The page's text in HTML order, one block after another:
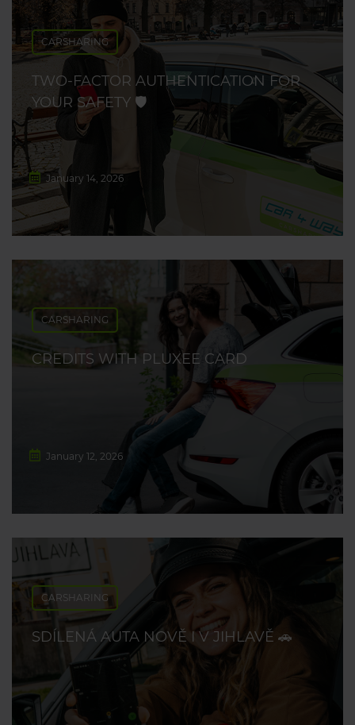
CARSHARING
TWO-FACTOR AUTHENTICATION FOR
YOUR SAFETY 🛡️
January 14, 2026
CARSHARING
CREDITS WITH PLUXEE CARD
January 12, 2026
CARSHARING
SDÍLENÁ AUTA NOVĚ I V JIHLAVĚ 🚗